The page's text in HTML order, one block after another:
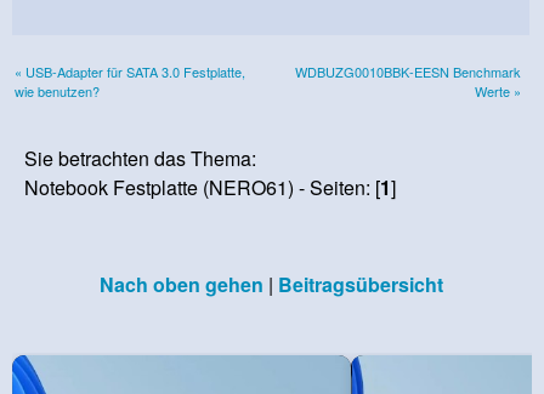
« USB-Adapter für SATA 3.0 Festplatte,
wie benutzen?
WDBUZG0010BBK-EESN Benchmark
Werte »
Sie betrachten das Thema:
Notebook Festplatte (NERO61) - Seiten: [1]
Nach oben gehen | Beitragsübersicht